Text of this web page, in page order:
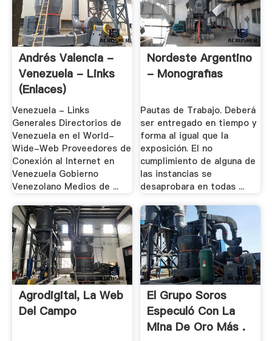
Andrés Valencia -
Venezuela - Links
(Enlaces)
Venezuela - Links
Generales Directorios de
Venezuela en el World-
Wide-Web Proveedores de
Conexión al Internet en
Venezuela Gobierno
Venezolano Medios de ...
Nordeste Argentino
- Monografias
Pautas de Trabajo. Deberá
ser entregado en tiempo y
forma al igual que la
exposición. El no
cumplimiento de alguna de
las instancias se
desaprobara en todas ...
Agrodigital, La Web
Del Campo
El Grupo Soros
Especuló Con La
Mina De Oro Más .